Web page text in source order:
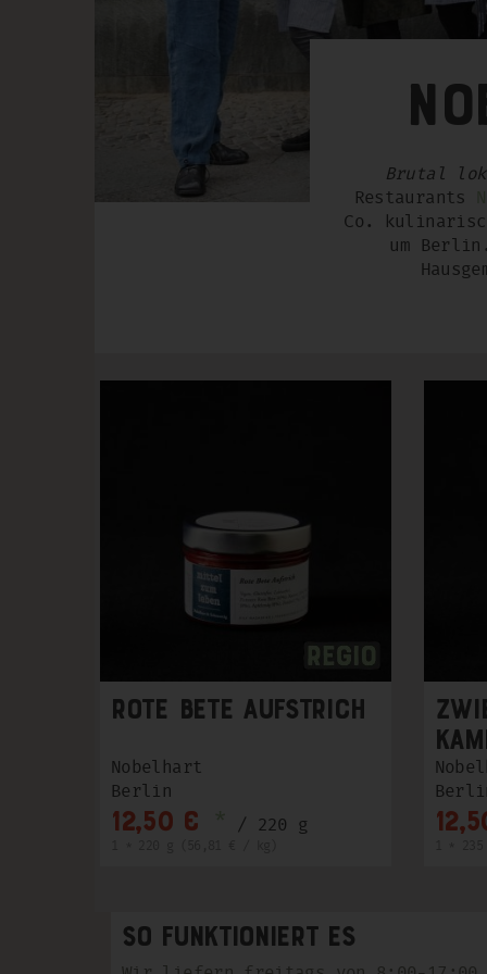
Brutal
Restaurants
Co.
um
Rote Bete Aufstrich
Nobelhart
Berlin
12,50 € / 220 g
So funktioniert es